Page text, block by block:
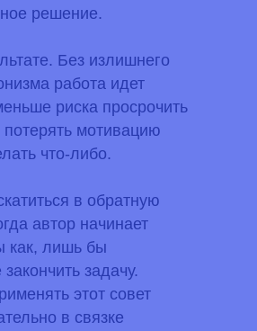
решение.
Без излишнего
работа идет
риска просрочить
мотивацию
что-либо.
в обратную
автор начинает
как, лишь бы
задачу.
этот совет
в связке